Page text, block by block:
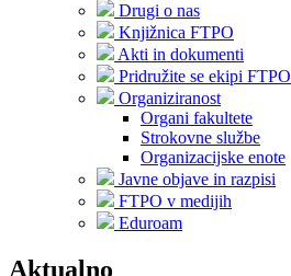
Drugi o nas
Knjižnica FTPO
Akti in dokumenti
Pridružite se ekipi FTPO
Organiziranost
Organi fakultete
Strokovne službe
Organizacijske enote
Javne objave in razpisi
FTPO v medijih
Eduroam
Aktualno